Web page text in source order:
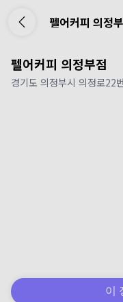
펠어커피 의정
펠어커피 의정부점
경기도 의정부시 의정로22
이